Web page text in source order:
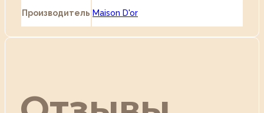
Производитель Maison D'or